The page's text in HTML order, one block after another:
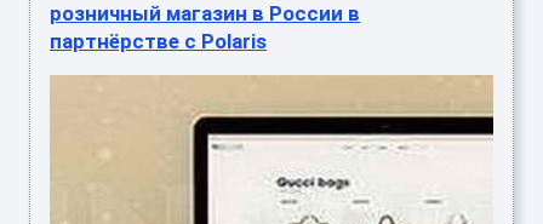
розничный магазин в России в
партнёрстве с Polaris